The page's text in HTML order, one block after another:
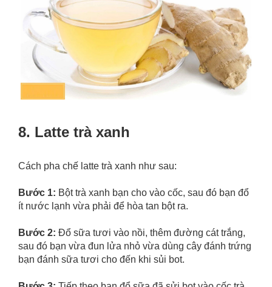
8. Latte trà xanh
Cách pha chế latte trà xanh như sau:
Bước 1: Bột trà xanh bạn cho vào cốc, sau đó bạn đổ
ít nước lạnh vừa phải để hòa tan bột ra.
Bước 2: Đổ sữa tươi vào nồi, thêm đường cát trắng,
sau đó bạn vừa đun lửa nhỏ vừa dùng cây đánh trứng
bạn đánh sữa tươi cho đến khi sủi bot.